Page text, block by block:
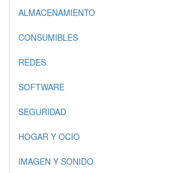
ALMACENAMIENTO
CONSUMIBLES
REDES
SOFTWARE
SEGURIDAD
HOGAR Y OCIO
IMAGEN Y SONIDO